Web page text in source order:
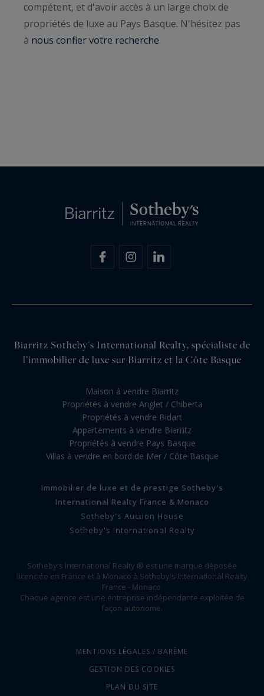
compétent, et d'avoir accès à un large choix de
propriétés de luxe au Pays Basque. N'hésitez pas
à nous confier votre recherche.
Biarritz Sotheby's International Realty, spécialiste de
l’immobilier de luxe sur Biarritz et la Côte Basque
Maison à vendre Biarritz
Propriétés à vendre Anglet / Chiberta
Propriétés à vendre Bidart
Appartements à vendre Biarritz
Propriétés à vendre Pays Basque
Villas à vendre en bord de Mer / Côte Basque
Immobilier de luxe et de prestige Sotheby's
International Realty France & Monaco
Sotheby's Auction House
Sotheby's International Realty
Sotheby's International Realty ® est une marque déposée
licenciée en France et à Monaco à Sotheby's International Realty
France - Monaco.
Chaque agence est une entreprise indépendante exploitée de
façon autonome.
MENTIONS LÉGALES / BARÈME
GESTION DES COOKIES
PLAN DU SITE